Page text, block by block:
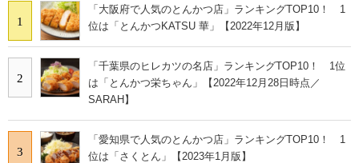
1
「大阪府で人気のとんかつ店」ランキングTOP10！ 1
位は「とんかつKATSU 華」【2022年12月版】
2
「千葉県のヒレカツの名店」ランキングTOP10！ 1位
は「とんかつ栄ちゃん」【2022年12月28日時点／
SARAH】
3
「愛知県で人気のとんかつ店」ランキングTOP10！ 1
位は「さくとん」【2023年1月版】